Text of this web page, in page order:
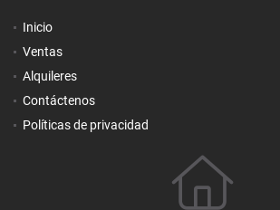
Inicio
Ventas
Alquileres
Contáctenos
Políticas de privacidad